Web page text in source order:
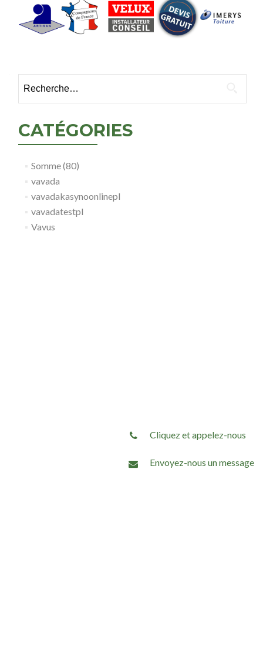
CATÉGORIES
Somme (80)
vavada
vavadakasynoonlinepl
vavadatestpl
Vavus
Cliquez et appelez-nous
Envoyez-nous un message